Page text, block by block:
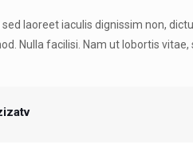
sed laoreet iaculis dignissim non,
Nulla facilisi. Nam ut lobortis